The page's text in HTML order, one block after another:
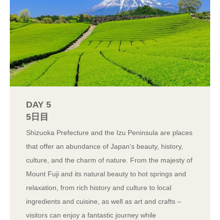
DAY 5
5日目
Shizuoka Prefecture and the Izu Peninsula are places
that offer an abundance of Japan’s beauty, history,
culture, and the charm of nature. From the majesty of
Mount Fuji and its natural beauty to hot springs and
relaxation, from rich history and culture to local
ingredients and cuisine, as well as art and crafts –
visitors can enjoy a fantastic journey while